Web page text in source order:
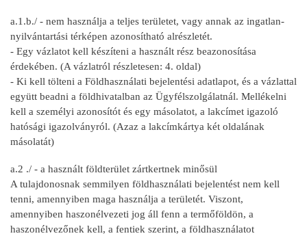
a.1.b./ - nem használja a teljes területet, vagy annak az ingatlan-
nyilvántartási térképen azonosítható alrészletét.
- Egy vázlatot kell készíteni a használt rész beazonosítása
érdekében. (A vázlatról részletesen: 4. oldal)
- Ki kell tölteni a Földhasználati bejelentési adatlapot, és a vázlattal
együtt beadni a földhivatalban az Ügyfélszolgálatnál. Mellékelni
kell a személyi azonosítót és egy másolatot, a lakcímet igazoló
hatósági igazolványról. (Azaz a lakcímkártya két oldalának
másolatát)
a.2 ./ - a használt földterület zártkertnek minősül
A tulajdonosnak semmilyen földhasználati bejelentést nem kell
tenni, amennyiben maga használja a területét. Viszont,
amennyiben haszonélvezeti jog áll fenn a termőföldön, a
haszonélvezőnek kell, a fentiek szerint, a földhasználatot